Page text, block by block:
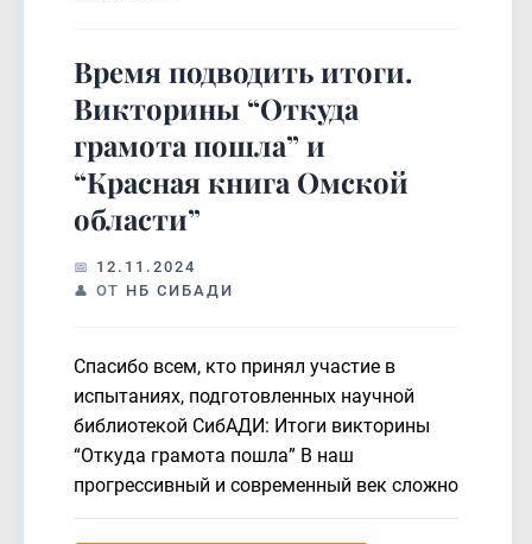
Время подводить итоги.
Викторины “Откуда
грамота пошла” и
“Красная книга Омской
области”
12.11.2024
ОТ НБ СИБАДИ
Спасибо всем, кто принял участие в
испытаниях, подготовленных научной
библиотекой СибАДИ: Итоги викторины
“Откуда грамота пошла” В наш
прогрессивный и современный век сложно